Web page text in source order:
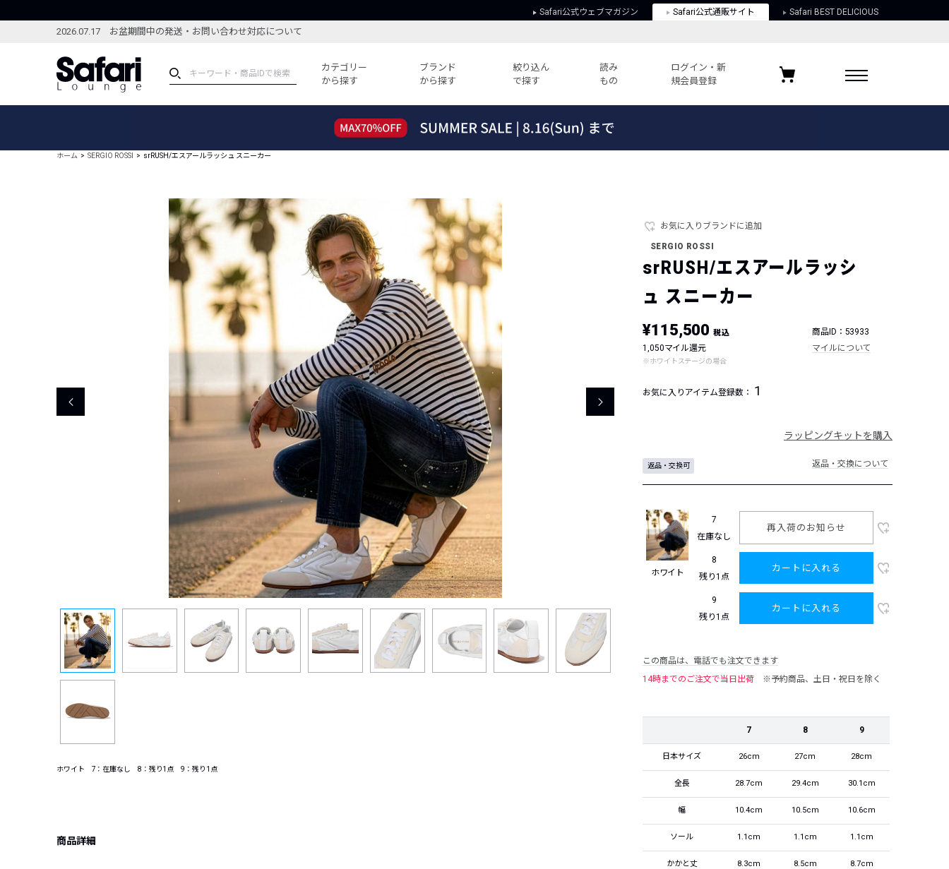
Safari公式ウェブマガジン Safari公式通販サイト Safari BEST DELICIOUS
2026.07.17 お盆期間中の発送・お問い合わせ対応について
カテゴリー
から探す
ブランド
から探す
絞り込ん
で探す
読み
もの
ログイン・新
規会員登録
ブランドから探す
特集記事
コーディネート
編集部のおすすめコーディネート
すべての記事
HOTなコーデ TOP20
新ブランドご紹介！
人気記事ランキング
バイヤーズ レコメンド
今週の別注アイテム
ウィークリーコーデ
レコメンドアイテム
ピックアップアイテム
フォーカスブランド
セールおすすめアイテム
人気アイテム TOP 15
お気に入りブランド
ホーム SERGIO ROSSI srRUSH/エスアールラッシュ スニーカー
ホワイト 7：在庫なし 8：残り1点 9：残り1点
商品詳細
お気に入りブランドに追加
SERGIO ROSSI
srRUSH/エスアールラッシ
ュ スニーカー
¥115,500税込
商品ID：53933
1,050マイル還元
※ホワイトステージの場合
マイルについて
お気に入りアイテム登録数： 1
ラッピングキットを購入
返品・交換可 返品・交換について
ホワイト
7
在庫なし
再入荷のお知らせ
8
残り1点
カートに入れる
9
残り1点
カートに入れる
この商品は、電話でも注文できます
14時までのご注文で当日出荷
※予約商品、土日・祝日を除く
7 8 9
日本サイズ 26cm 27cm 28cm
全長 28.7cm 29.4cm 30.1cm
幅 10.4cm 10.5cm 10.6cm
ソール 1.1cm 1.1cm 1.1cm
かかと丈 8.3cm 8.5cm 8.7cm